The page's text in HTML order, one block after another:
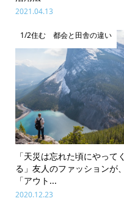
2021.04.13
1/2住む 都会と田舎の違い
「天災は忘れた頃にやってく
る」友人のファッションが、
「アウト...
2020.12.23